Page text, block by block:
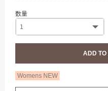
Womens NEW